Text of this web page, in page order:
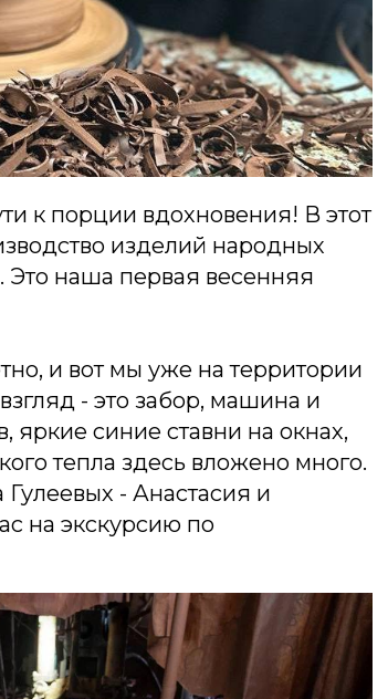
к порции вдохновения! В этот
изделий народных
наша первая весенняя
и вот мы уже на территории
- это забор, машина и
яркие синие ставни на окнах,
тепла здесь вложено много.
- Анастасия и
на экскурсию по